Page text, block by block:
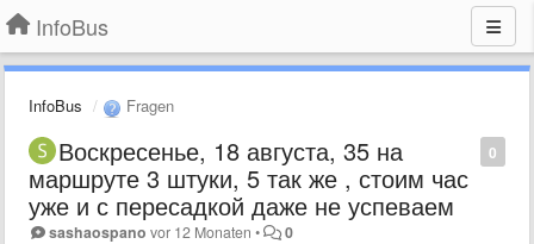
InfoBus
InfoBus Fragen
0
Воскресенье, 18 августа, 35 на
маршруте 3 штуки, 5 так же , стоим час
уже и с пересадкой даже не успеваем
sashaospano vor 12 Monaten • 0